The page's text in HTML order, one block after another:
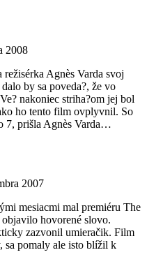
2008
Agnès Varda svoj
by sa poveda?, že vo
nakoniec striha?om jej bol
ho tento film ovplyvnil. So
7, prišla Agnès Varda…
2007
mesiacmi mal premiéru The
hovorené slovo.
zazvonil umieračik. Film
sa pomaly ale isto blížil k